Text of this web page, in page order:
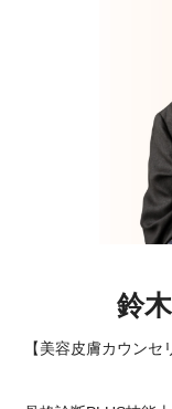
鈴
【美容皮膚カウン